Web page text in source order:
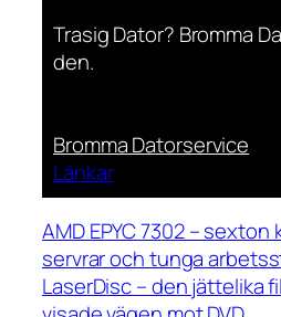
Trasig Dator? Bromma
den.
Bromma Datorservice
Länkar
AMD EPYC 7302 –
servrar och tunga
LaserDisc – den jättelika